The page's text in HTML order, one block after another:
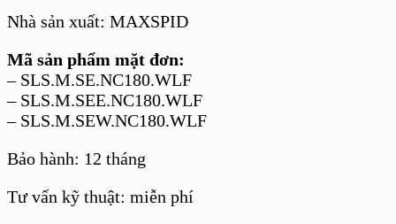
Nhà sản xuất: MAXSPID
Mã sản phẩm mặt đơn:
– SLS.M.SE.NC180.WLF
– SLS.M.SEE.NC180.WLF
– SLS.M.SEW.NC180.WLF
Bảo hành: 12 tháng
Tư vấn kỹ thuật: miễn phí